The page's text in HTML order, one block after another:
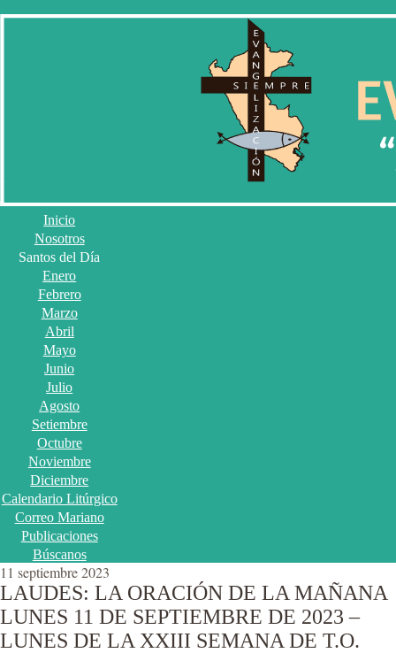
Inicio
Nosotros
Santos del Día
Enero
Febrero
Marzo
Abril
Mayo
Junio
Julio
Agosto
Setiembre
Octubre
Noviembre
Diciembre
Calendario Litúrgico
Correo Mariano
Publicaciones
Búscanos
11 septiembre 2023
LAUDES: LA ORACIÓN DE LA MAÑANA
LUNES 11 DE SEPTIEMBRE DE 2023 –
LUNES DE LA XXIII SEMANA DE T.O.